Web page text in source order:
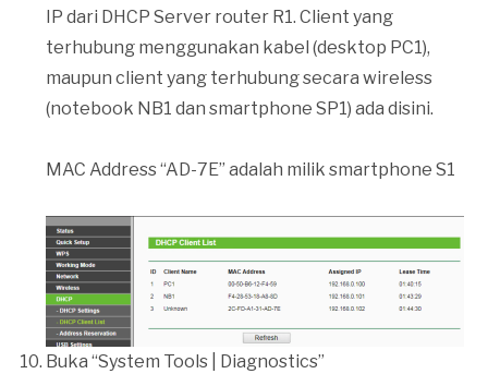
IP dari DHCP Server router R1. Client yang
terhubung menggunakan kabel (desktop PC1),
maupun client yang terhubung secara wireless
(notebook NB1 dan smartphone SP1) ada disini.
MAC Address “AD-7E” adalah milik smartphone S1
Buka “System Tools | Diagnostics”